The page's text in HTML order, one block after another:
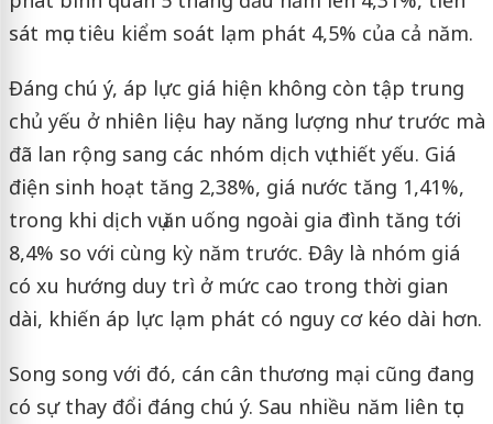
sát mục tiêu kiểm soát lạm phát 4,5% của cả năm.
Đáng chú ý, áp lực giá hiện không còn tập trung
chủ yếu ở nhiên liệu hay năng lượng như trước mà
đã lan rộng sang các nhóm dịch vụ thiết yếu. Giá
điện sinh hoạt tăng 2,38%, giá nước tăng 1,41%,
trong khi dịch vụ ăn uống ngoài gia đình tăng tới
8,4% so với cùng kỳ năm trước. Đây là nhóm giá
có xu hướng duy trì ở mức cao trong thời gian
dài, khiến áp lực lạm phát có nguy cơ kéo dài hơn.
Song song với đó, cán cân thương mại cũng đang
có sự thay đổi đáng chú ý. Sau nhiều năm liên tục